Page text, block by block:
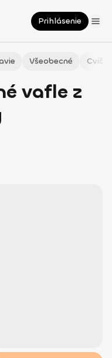
Prihlásenie
Všeobecné
vafle z